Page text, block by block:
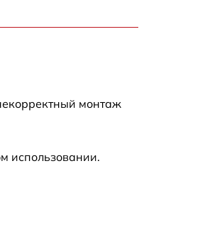
монтаж
использовании.